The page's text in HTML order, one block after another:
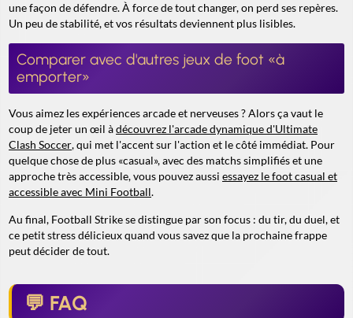
une façon de défendre. À force de tout changer, on perd ses repères.
Un peu de stabilité, et vos résultats deviennent plus lisibles.
Comparer avec d'autres jeux de foot «à
emporter»
Vous aimez les expériences arcade et nerveuses ? Alors ça vaut le
coup de jeter un œil àdécouvrez l'arcade dynamique d'Ultimate
Clash Soccer, qui met l'accent sur l'action et le côté immédiat. Pour
quelque chose de plus «casual», avec des matchs simplifiés et une
approche très accessible, vous pouvez aussi essayez le foot casual et
accessible avec Mini Football.
Au final, Football Strike se distingue par son focus : du tir, du duel, et
ce petit stress délicieux quand vous savez que la prochaine frappe
peut décider de tout.
FAQ